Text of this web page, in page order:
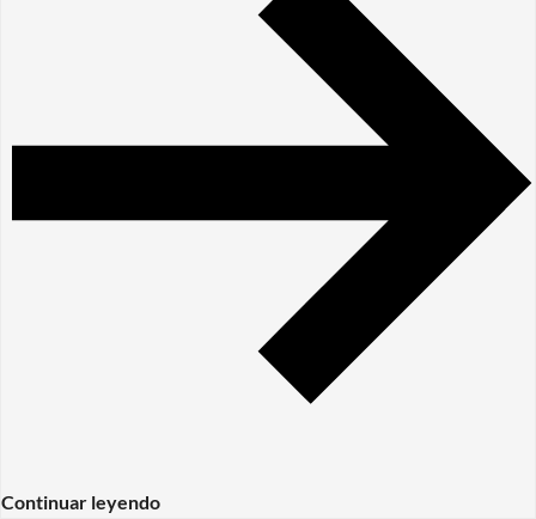
Continuar leyendo